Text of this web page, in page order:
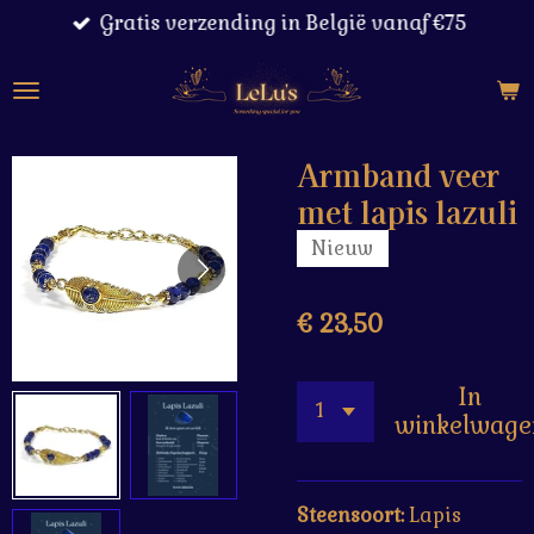
naar
Gratis verzending in België vanaf €75
Armband veer
met lapis lazuli
Nieuw
€ 23,50
In
Steensoort:Lapis